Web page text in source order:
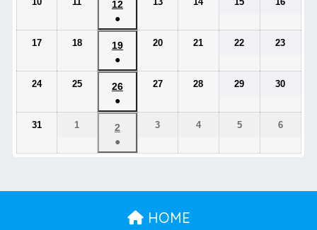
12
●
17 18
19
●
20 21 22 23
24 25
26
●
27 28 29 30
31 1
2
●
3 4 5 6
HOME